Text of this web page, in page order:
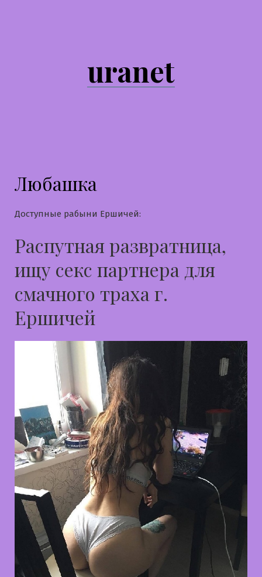
uranet
Любашка
Доступные рабыни Ершичей:
Распутная развратница,
ищу секс партнера для
смачного траха г.
Ершичей